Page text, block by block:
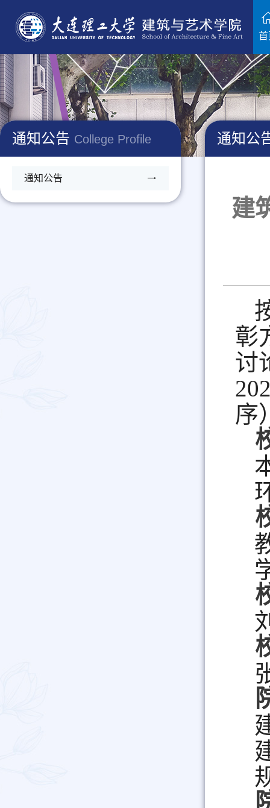
首
通知公告 College Profile
通知公告
通知公
建
彰
讨
序